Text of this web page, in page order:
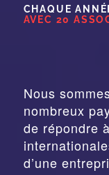
CHAQUE
AVEC 20
Nous
nombreux
de répondre
d’une